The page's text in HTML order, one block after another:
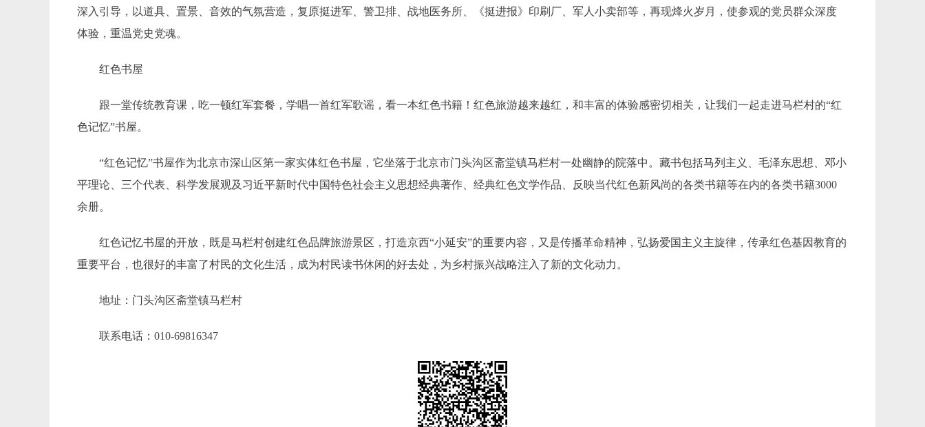
深入引导，以道具、置景、音效的气氛营造，复原挺进军、警卫排、战地医务所、《挺进报》印刷厂、军人小卖部等，再现烽火岁月，使参观的党员群众深度
体验，重温党史党魂。
红色书屋
跟一堂传统教育课，吃一顿红军套餐，学唱一首红军歌谣，看一本红色书籍！红色旅游越来越红，和丰富的体验感密切相关，让我们一起走进马栏村的“红
色记忆”书屋。
“红色记忆”书屋作为北京市深山区第一家实体红色书屋，它坐落于北京市门头沟区斋堂镇马栏村一处幽静的院落中。藏书包括马列主义、毛泽东思想、邓小
平理论、三个代表、科学发展观及习近平新时代中国特色社会主义思想经典著作、经典红色文学作品、反映当代红色新风尚的各类书籍等在内的各类书籍3000
余册。
红色记忆书屋的开放，既是马栏村创建红色品牌旅游景区，打造京西“小延安”的重要内容，又是传播革命精神，弘扬爱国主义主旋律，传承红色基因教育的
重要平台，也很好的丰富了村民的文化生活，成为村民读书休闲的好去处，为乡村振兴战略注入了新的文化动力。
地址：门头沟区斋堂镇马栏村
联系电话：010-69816347